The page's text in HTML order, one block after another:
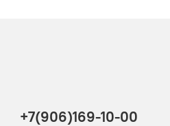
+7(906)169-10-00